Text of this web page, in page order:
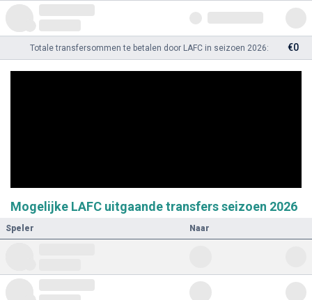
Totale transfersommen te betalen door LAFC in seizoen 2026: €0
Mogelijke LAFC uitgaande transfers seizoen 2026
Speler Naar